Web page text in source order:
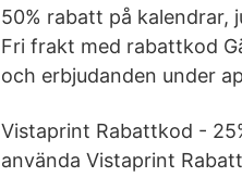
50% rabatt på kalendrar,
Fri frakt med rabattkod
och erbjudanden under
Vistaprint Rabattkod -
använda Vistaprint